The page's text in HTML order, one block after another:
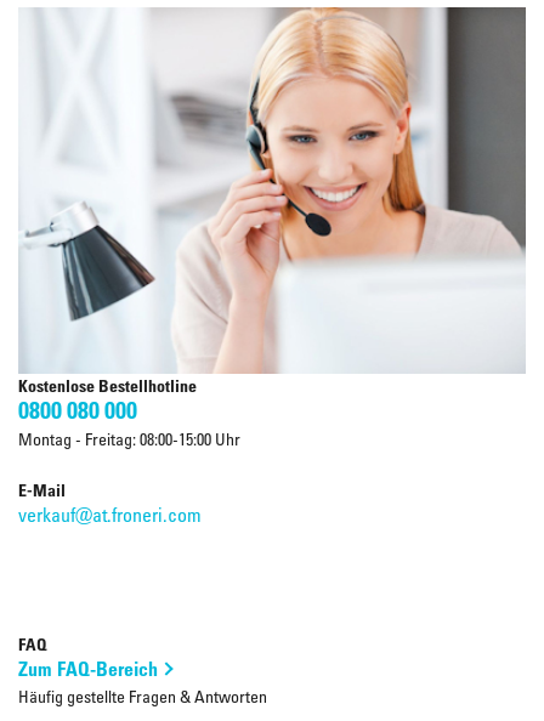
Kostenlose Bestellhotline
0800 080 000
Montag - Freitag: 08:00-15:00 Uhr
E-Mail
verkauf@at.froneri.com
FAQ
Zum FAQ-Bereich
Häufig gestellte Fragen & Antworten